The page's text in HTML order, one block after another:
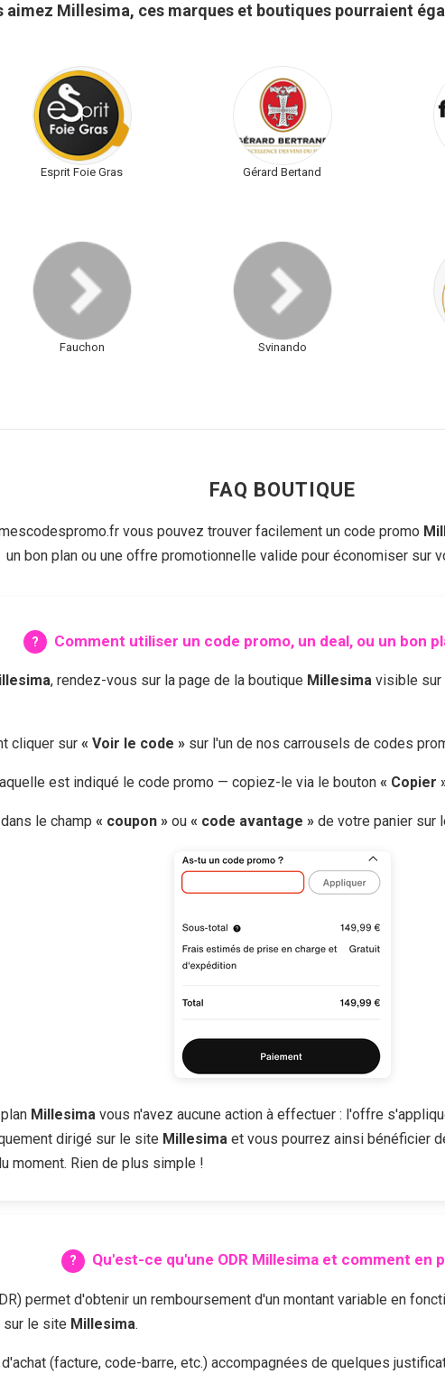
aimez Millesima, ces marques et boutiques pourraient
Esprit Foie Gras Gérard Bertand
Fauchon Svinando
FAQ BOUTIQUE
vous pouvez trouver facilement un code promo
un bon plan ou une offre promotionnelle valide pour économiser sur
Comment utiliser un code promo, un deal, ou un bon
, rendez-vous sur la page de la boutique Millesima visible sur
cliquer sur « Voir le code » sur l'un de nos carrousels de codes
est indiqué le code promo — copiez-le via le bouton « Copier
le champ « coupon » ou « code avantage » de votre panier sur
Millesima vous n'avez aucune action à effectuer : l'offre
dirigé sur le site Millesima et vous pourrez ainsi bénéficier
moment. Rien de plus simple !
Qu'est-ce qu'une ODR Millesima et comment en
permet d'obtenir un remboursement d'un montant variable en
le site Millesima.
(facture, code-barre, etc.) accompagnées de quelques